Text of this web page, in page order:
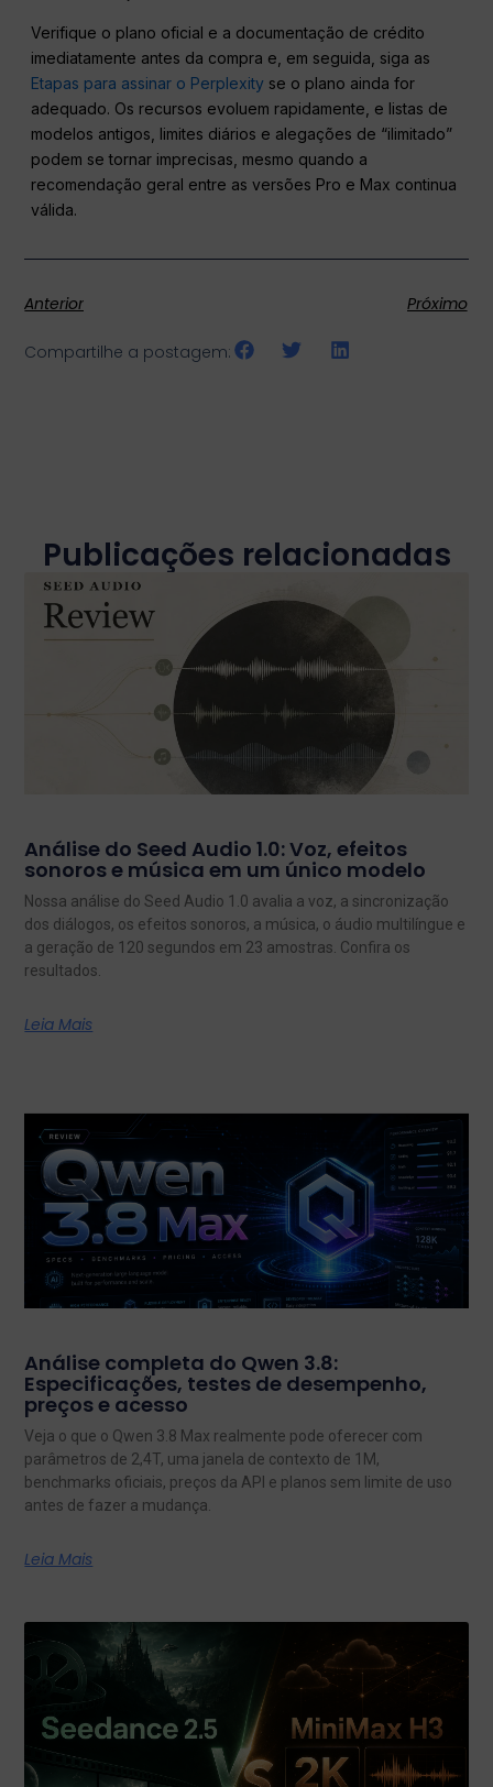
Verifique o plano oficial e a documentação de crédito
imediatamente antes da compra e, em seguida, siga as
Etapas para assinar o Perplexity se o plano ainda for
adequado. Os recursos evoluem rapidamente, e listas de
modelos antigos, limites diários e alegações de “ilimitado”
podem se tornar imprecisas, mesmo quando a
recomendação geral entre as versões Pro e Max continua
válida.
Anterior Próximo
Compartilhe a postagem:
Publicações relacionadas
Análise do Seed Audio 1.0: Voz, efeitos
sonoros e música em um único modelo
Nossa análise do Seed Audio 1.0 avalia a voz, a sincronização
dos diálogos, os efeitos sonoros, a música, o áudio multilíngue e
a geração de 120 segundos em 23 amostras. Confira os
resultados.
Leia Mais
Análise completa do Qwen 3.8:
Especificações, testes de desempenho,
preços e acesso
Veja o que o Qwen 3.8 Max realmente pode oferecer com
parâmetros de 2,4T, uma janela de contexto de 1M,
benchmarks oficiais, preços da API e planos sem limite de uso
antes de fazer a mudança.
Leia Mais